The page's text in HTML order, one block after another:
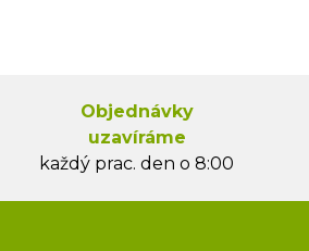
Objednávky
uzavíráme
každý prac. den o 8:00